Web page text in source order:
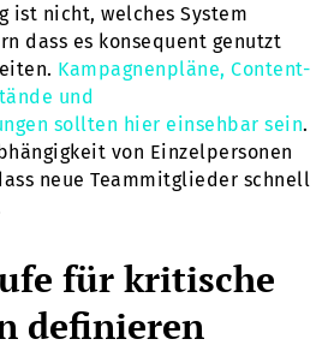
ist nicht, welches System
dass es konsequent genutzt
Kampagnenpläne, Content-
und
sollten hier einsehbar sein.
von Einzelpersonen
neue Teammitglieder schnell
für kritische
definieren